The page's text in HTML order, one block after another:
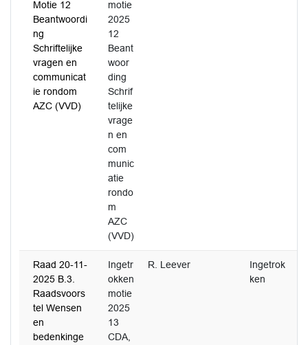
Motie 12
Beantwoordi
ng
Schriftelijke
vragen en
communicat
ie rondom
AZC (VVD)
motie
2025
12
Beant
woor
ding
Schrif
telijke
vrage
n en
com
munic
atie
rondo
m
AZC
(VVD)
Raad 20-11-
2025 B.3.
Raadsvoors
tel Wensen
en
bedenkinge
Ingetr
okken
motie
2025
13
CDA,
R. Leever
Ingetrok
ken